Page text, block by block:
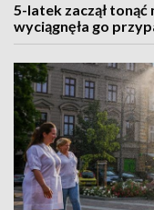
5-latek zaczął tonąć
wyciągnęła go